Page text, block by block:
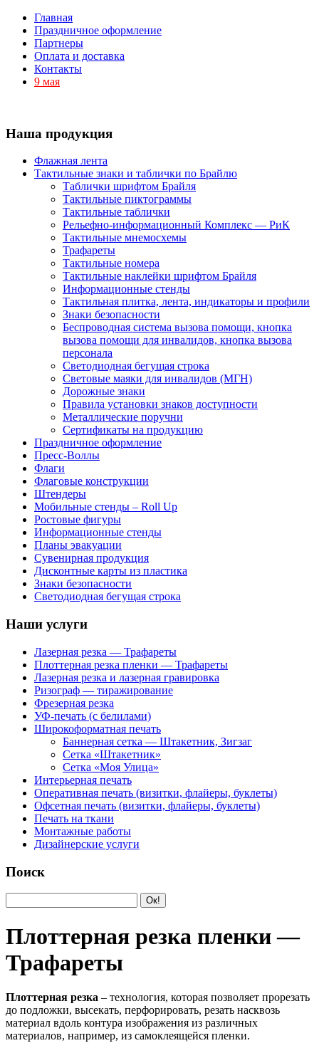
Главная
Праздничное оформление
Партнеры
Оплата и доставка
Контакты
9 мая
Наша продукция
Флажная лента
Тактильные знаки и таблички по Брайлю
Таблички шрифтом Брайля
Тактильные пиктограммы
Тактильные таблички
Рельефно-информационный Комплекс — РиК
Тактильные мнемосхемы
Трафареты
Тактильные номера
Тактильные наклейки шрифтом Брайля
Информационные стенды
Тактильная плитка, лента, индикаторы и профили
Знаки безопасности
Беспроводная система вызова помощи, кнопка
вызова помощи для инвалидов, кнопка вызова
персонала
Светодиодная бегущая строка
Световые маяки для инвалидов (МГН)
Дорожные знаки
Правила установки знаков доступности
Металлические поручни
Сертификаты на продукцию
Праздничное оформление
Пресс-Воллы
Флаги
Флаговые конструкции
Штендеры
Мобильные стенды – Roll Up
Ростовые фигуры
Информационные стенды
Планы эвакуации
Сувенирная продукция
Дисконтные карты из пластика
Знаки безопасности
Светодиодная бегущая строка
Наши услуги
Лазерная резка — Трафареты
Плоттерная резка пленки — Трафареты
Лазерная резка и лазерная гравировка
Ризограф — тиражирование
Фрезерная резка
УФ-печать (с белилами)
Широкоформатная печать
Баннерная сетка — Штакетник, Зигзаг
Сетка «Штакетник»
Сетка «Моя Улица»
Интерьерная печать
Оперативная печать (визитки, флайеры, буклеты)
Офсетная печать (визитки, флайеры, буклеты)
Печать на ткани
Монтажные работы
Дизайнерские услуги
Поиск
Плоттерная резка пленки —
Трафареты
Плоттерная резка – технология, которая позволяет прорезать
до подложки, высекать, перфорировать, резать насквозь
материал вдоль контура изображения из различных
материалов, например, из самоклеящейся пленки.